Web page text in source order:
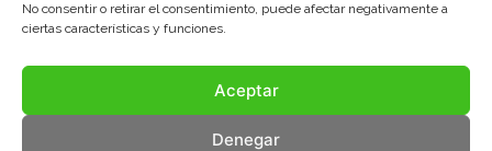
No consentir o retirar el consentimiento, puede afectar negativamente a
ciertas características y funciones.
Aceptar
Denegar